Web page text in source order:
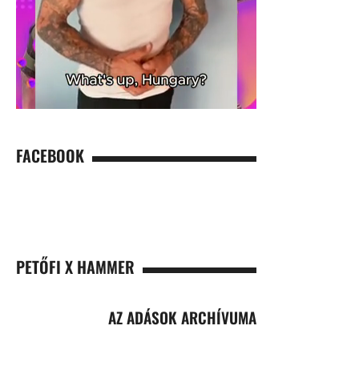
FACEBOOK
PETŐFI X HAMMER
AZ ADÁSOK ARCHÍVUMA